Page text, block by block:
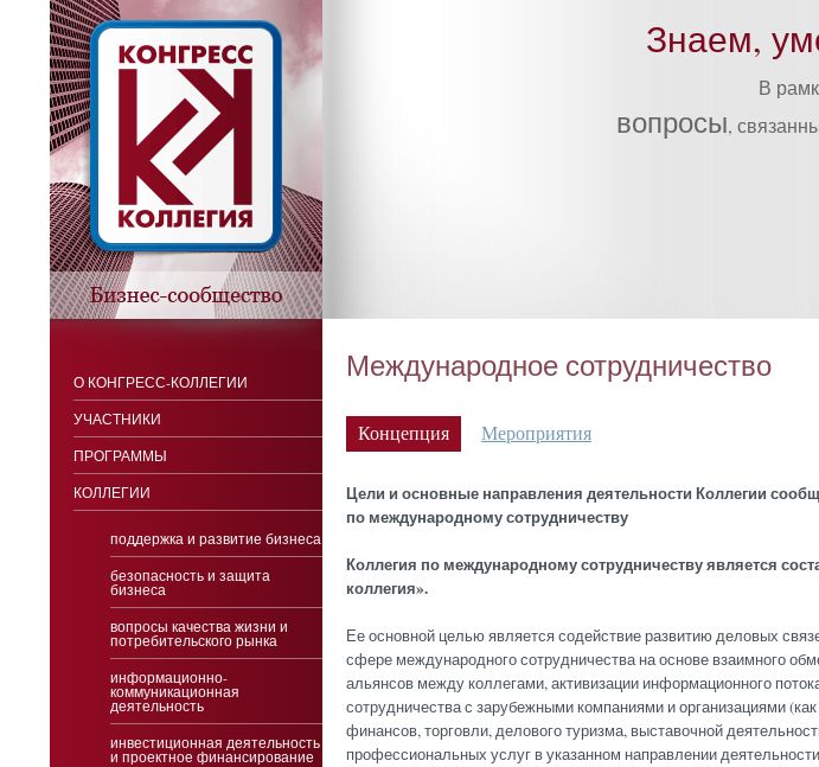
Знаем,
В
вопросы,
Международное сотрудничество
Концепция Мероприятия
Цели и основные направления деятельности Коллегии
по международному сотрудничеству
Коллегия по международному сотрудничеству является
коллегия».
Ее основной целью является содействие развитию деловых
сфере международного сотрудничества на основе взаимного
альянсов между коллегами, активизации информационного
сотрудничества с зарубежными компаниями и организациями
финансов, торговли, делового туризма, выставочной
профессиональных услуг в указанном направлении
О КОНГРЕСС-КОЛЛЕГИИ
УЧАСТНИКИ
ПРОГРАММЫ
КОЛЛЕГИИ
поддержка и развитие бизнеса
безопасность и защита
бизнеса
вопросы качества жизни и
потребительского рынка
информационно-
коммуникационная
деятельность
инвестиционная деятельность
и проектное финансирование